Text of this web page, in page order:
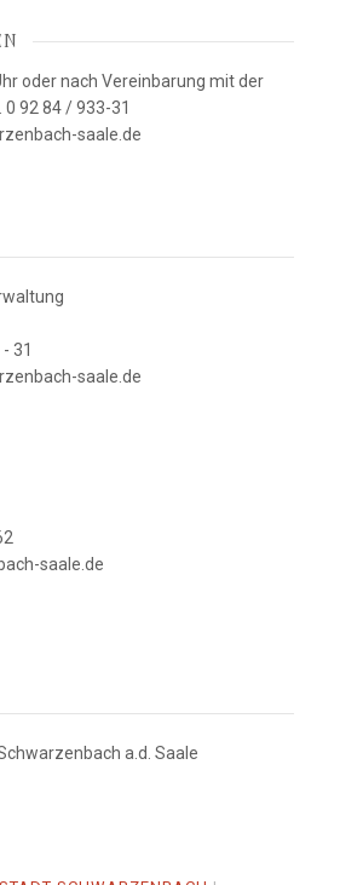
oder nach Vereinbarung mit der
92 84 / 933-31
saale.de
31
saale.de
saale.de
a.d. Saale